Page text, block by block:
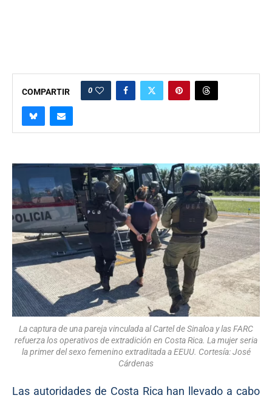
COMPARTIR 0
La captura de una pareja vinculada al Cartel de Sinaloa y las FARC
refuerza los operativos de extradición en Costa Rica. La mujer seria
la primer del sexo femenino extraditada a EEUU. Cortesía: José
Cárdenas
Las autoridades de Costa Rica han llevado a cabo